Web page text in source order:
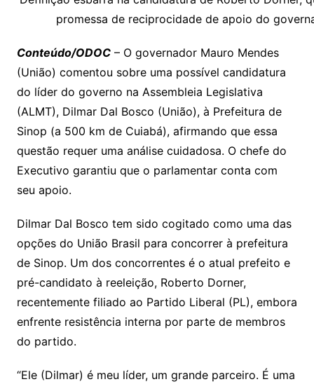
Li
n
k
A
p
p
a
m
dI
n
e
Cl
a
sr
o
o
m
e
a
g
e
o
k.
c
o
m
p
e
o
o
M
ai
l
a
d
s
l
e
promessa de reciprocidade de apoio do
Conteúdo/ODOC– O governador Mauro Mendes
(União) comentou sobre uma possível candidatura
do líder do governo na Assembleia Legislativa
(ALMT), Dilmar Dal Bosco (União), à Prefeitura de
Sinop (a 500 km de Cuiabá), afirmando que essa
questão requer uma análise cuidadosa. O chefe do
Executivo garantiu que o parlamentar conta com
seu apoio.
Dilmar Dal Bosco tem sido cogitado como uma das
opções do União Brasil para concorrer à prefeitura
de Sinop. Um dos concorrentes é o atual prefeito e
pré-candidato à reeleição, Roberto Dorner,
recentemente filiado ao Partido Liberal (PL), embora
enfrente resistência interna por parte de membros
do partido.
“Ele (Dilmar) é meu líder, um grande parceiro. É uma